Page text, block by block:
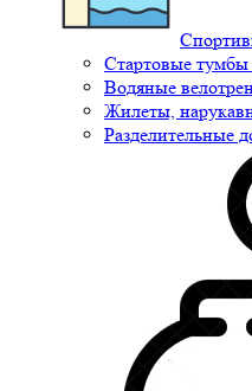
Стартовые
Водяные
Жилеты,
Разделительные